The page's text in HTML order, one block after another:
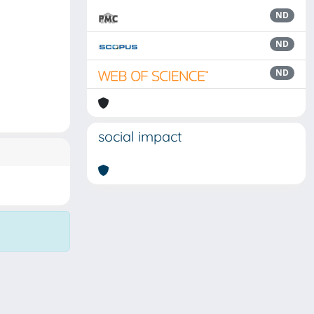
ND
ND
ND
social impact